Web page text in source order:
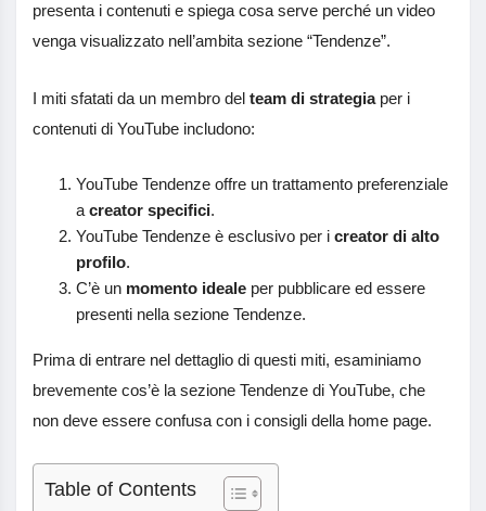
presenta i contenuti e spiega cosa serve perché un video
venga visualizzato nell’ambita sezione “Tendenze”.
I miti sfatati da un membro del team di strategiaper i
contenuti di YouTube includono:
YouTube Tendenze offre un trattamento preferenziale
a creator specifici.
YouTube Tendenze è esclusivo per i creator di alto
profilo.
C’è un momento ideale per pubblicare ed essere
presenti nella sezione Tendenze.
Prima di entrare nel dettaglio di questi miti, esaminiamo
brevemente cos’è la sezione Tendenze di YouTube, che
non deve essere confusa con i consigli della home page.
Table of Contents